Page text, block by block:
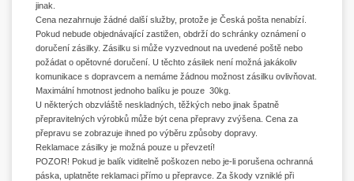
jinak.
Cena nezahrnuje žádné další služby, protože je Česká pošta nenabízí.
Pokud nebude objednávající zastižen, obdrží do schránky oznámení o
doručení zásilky. Zásilku si může vyzvednout na uvedené poště nebo
požádat o opětovné doručení. U těchto zásilek není možná jakákoliv
komunikace s dopravcem a nemáme žádnou možnost zásilku ovlivňovat.
Maximální hmotnost jednoho balíku je pouze 30kg.
U některých obzvláště neskladných, těžkých nebo jinak špatně
přepravitelných výrobků může být cena přepravy zvýšena. Cena za
přepravu se zobrazuje ihned po výběru způsoby dopravy.
Reklamace zásilky je možná pouze u převzetí!
POZOR! Pokud je balík viditelně poškozen nebo je-li porušena ochranná
páska, uplatněte reklamaci přímo u přepravce. Za škody vzniklé při